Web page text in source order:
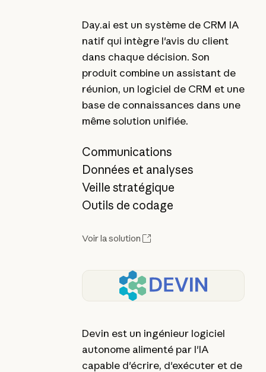
Day.ai est un système de CRM IA
natif qui intègre l'avis du client
dans chaque décision. Son
produit combine un assistant de
réunion, un logiciel de CRM et une
base de connaissances dans une
même solution unifiée.
Communications
Données et analyses
Veille stratégique
Outils de codage
Voir la solution
Devin est un ingénieur logiciel
autonome alimenté par l'IA
capable d'écrire, d'exécuter et de